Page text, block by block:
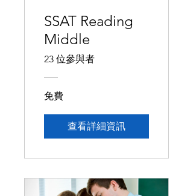
SSAT Reading
Middle
23 位參與者
免費
查看詳細資訊